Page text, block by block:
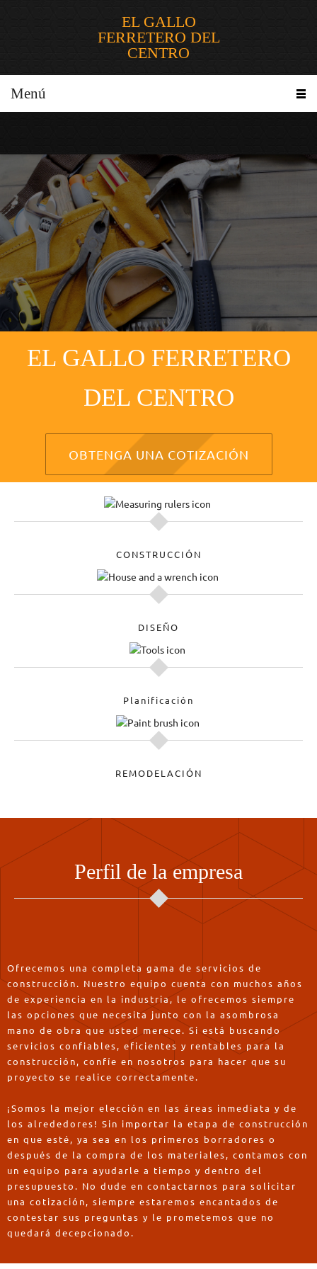
EL GALLO
FERRETERO DEL
CENTRO
Menú
EL GALLO FERRETERO
DEL CENTRO
OBTENGA UNA COTIZACIÓN
CONSTRUCCIÓN
DISEÑO
Planificación
REMODELACIÓN
Perfil de la empresa
Ofrecemos una completa gama de servicios de
construcción. Nuestro equipo cuenta con muchos años
de experiencia en la industria, le ofrecemos siempre
las opciones que necesita junto con la asombrosa
mano de obra que usted merece. Si está buscando
servicios confiables, eficientes y rentables para la
construcción, confíe en nosotros para hacer que su
proyecto se realice correctamente.
¡Somos la mejor elección en las áreas inmediata y de
los alrededores! Sin importar la etapa de construcción
en que esté, ya sea en los primeros borradores o
después de la compra de los materiales, contamos con
un equipo para ayudarle a tiempo y dentro del
presupuesto. No dude en contactarnos para solicitar
una cotización, siempre estaremos encantados de
contestar sus preguntas y le prometemos que no
quedará decepcionado.